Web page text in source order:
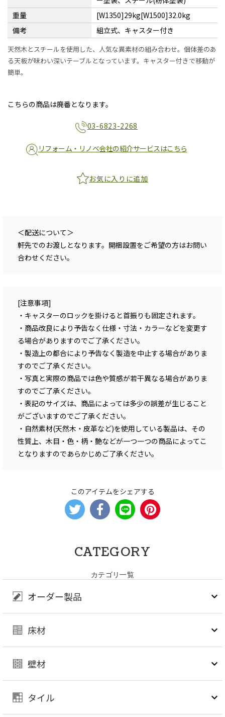
重量
[W1350]29kg[W1500]32.0kg
備考
組立式、キャスター付き
天然木とスチールを使用した、人気な異素材の組み合わせ。個体差のあ
る天板が味わい深いテーブルとなっています。キャスター付きで移動が
簡単。
こちらの商品は廃番となります。
03-6823-2268
リフォーム・リノベ会社の紹介サービスはこちら
お気に入りに追加
＜配送について＞
軒先でのお渡しとなります。開梱設置をご希望の方はお問い
合わせください。
[注意事項]
・キャスターのロックを掛けると首振りも固定されます。
・商品改良により予告なく仕様・寸法・カラーなどを変更す
る場合がありますのでご了承ください。
・製造上の都合により予告なく製造を中止する場合がありま
すのでご了承ください。
・写真と実際の商品では色や質感が若干異なる場合がありま
すのでご了承ください。
・表記のサイズは、商品によっては多少の誤差が生じること
がございますのでご了承ください。
・自然素材(天然木・皮革など)を使用している製品は、その
性質上、木目・色・柄・艶などが一つ一つの商品によってこ
となりますのであらかじめご了承ください。
このアイテムをシェアする
CATEGORY
カテゴリ一覧
オーダー製品
床材
壁材
タイル